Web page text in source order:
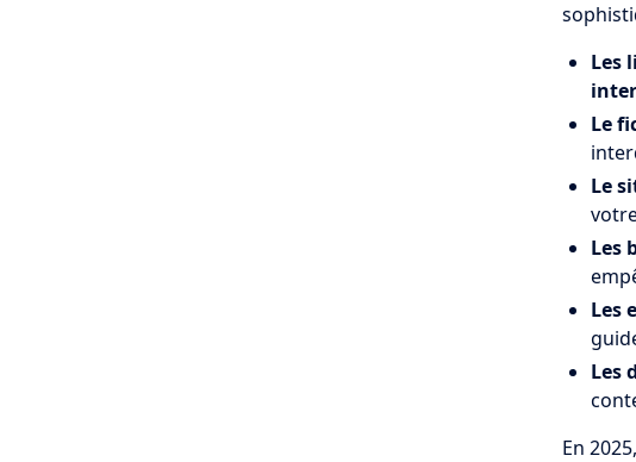
Les
Le
Le
Les
Les
Les
En